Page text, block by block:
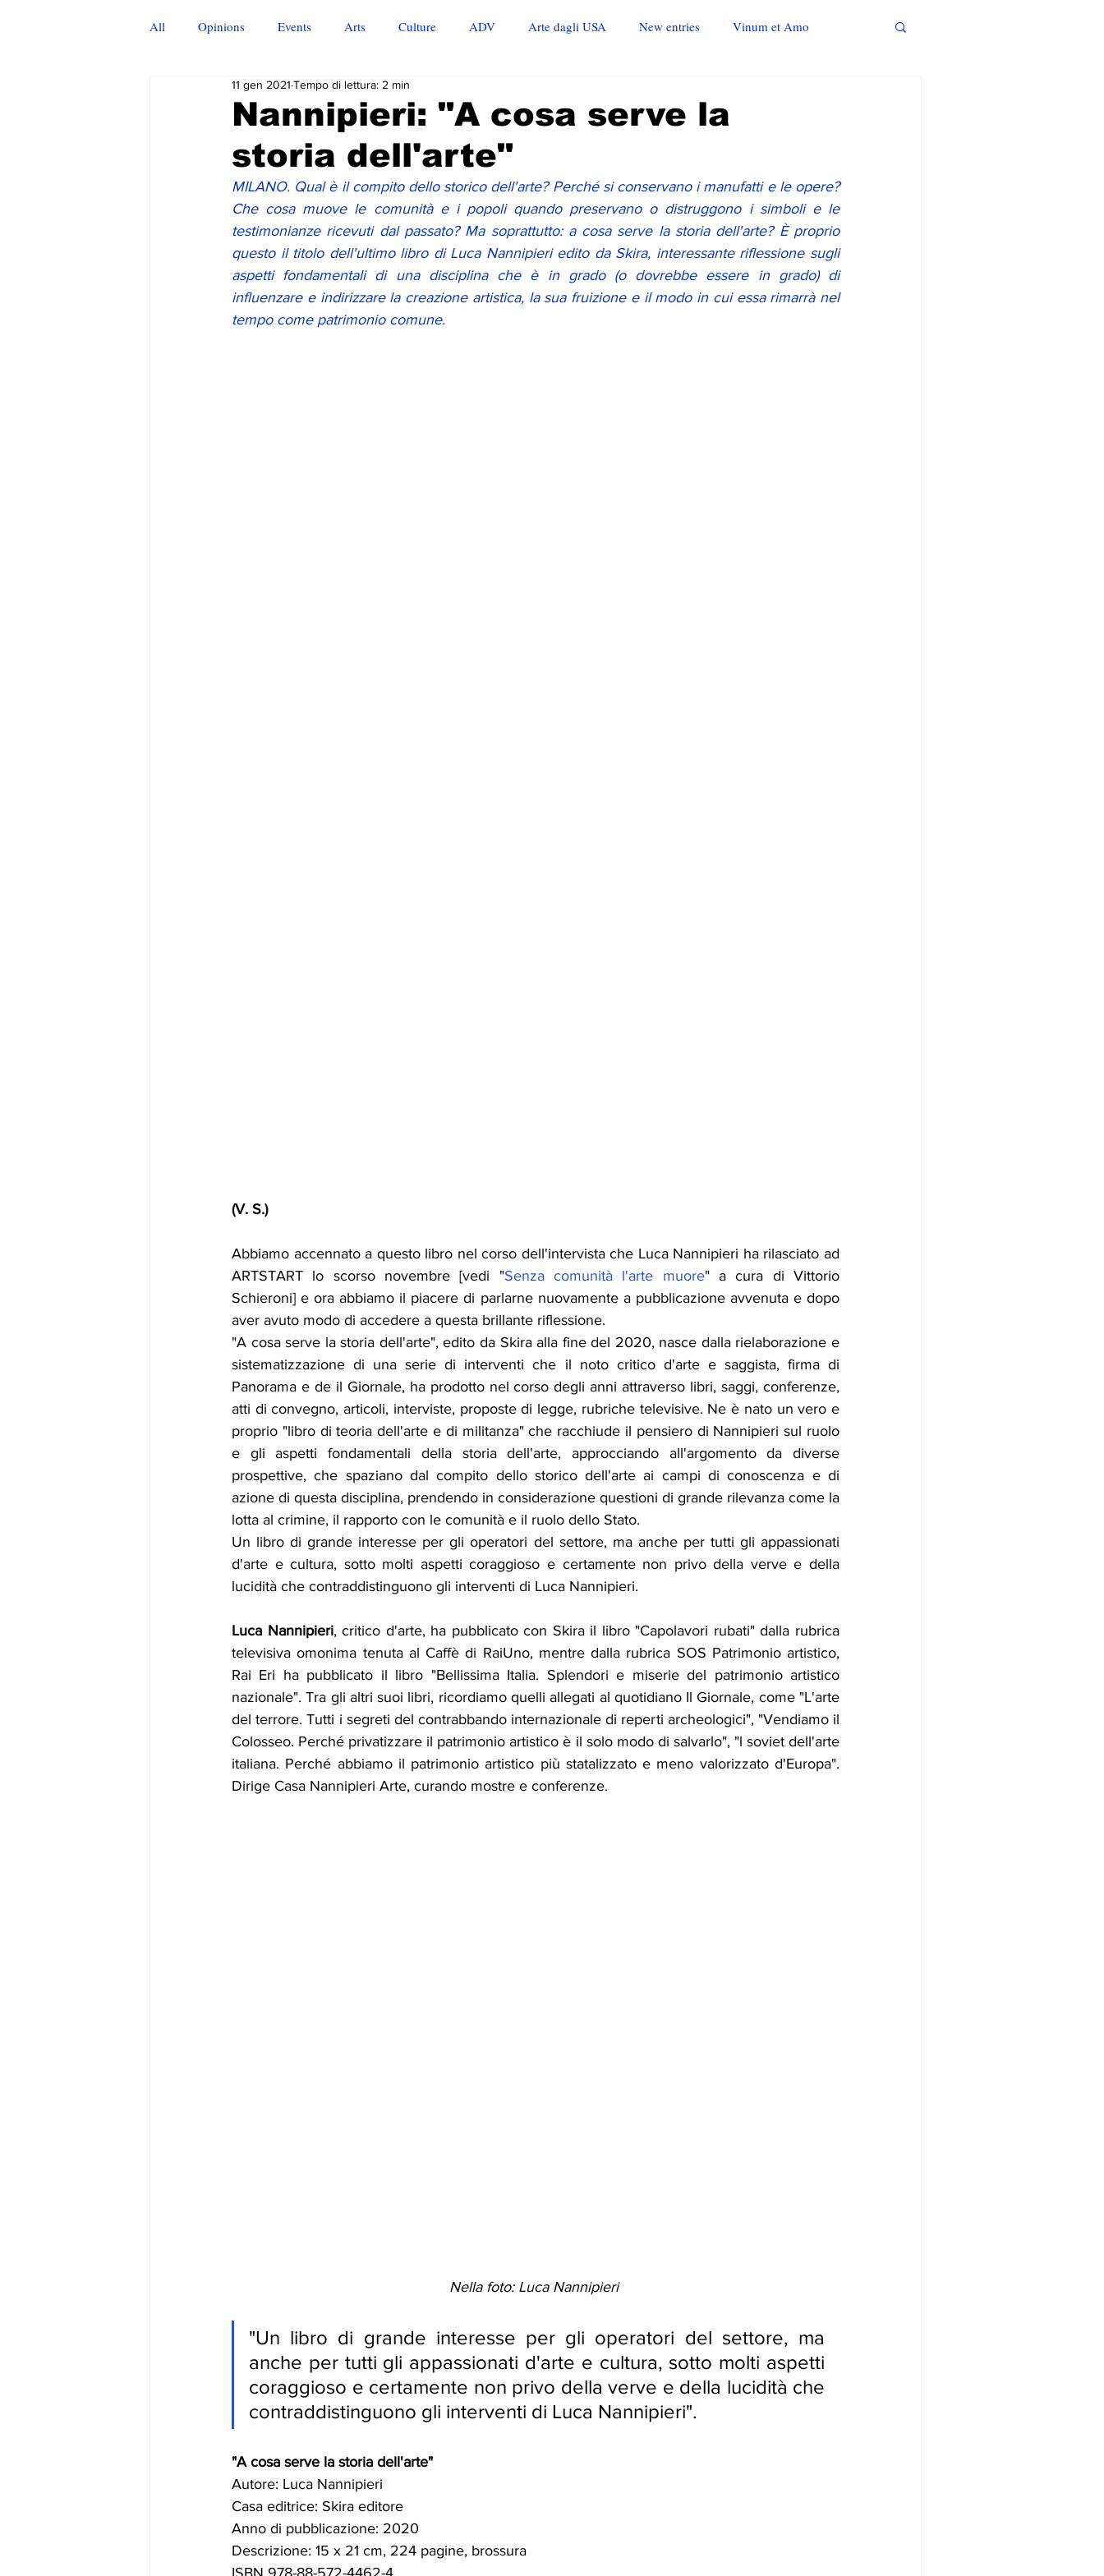
All Opinions Events Arts Culture ADV Arte dagli USA New entries Vinum et Amo
Nannipieri: "A cosa serve la
storia dell'arte"
11 gen 2021 Tempo di lettura: 2 min
MILANO. Qual è il compito dello storico dell'arte? Perché si conservano i manufatti e le opere?
Che cosa muove le comunità e i popoli quando preservano o distruggono i simboli e le
testimonianze ricevuti dal passato? Ma soprattutto: a cosa serve la storia dell'arte? È proprio
questo il titolo dell'ultimo libro di Luca Nannipieri edito da Skira, interessante riflessione sugli
aspetti fondamentali di una disciplina che è in grado (o dovrebbe essere in grado) di
influenzare e indirizzare la creazione artistica, la sua fruizione e il modo in cui essa rimarrà nel
tempo come patrimonio comune.
(V. S.)
Abbiamo accennato a questo libro nel corso dell'intervista che Luca Nannipieri ha rilasciato ad
ARTSTART lo scorso novembre [vedi "Senza comunità l'arte muore" a cura di Vittorio
Schieroni] e ora abbiamo il piacere di parlarne nuovamente a pubblicazione avvenuta e dopo
aver avuto modo di accedere a questa brillante riflessione.
"A cosa serve la storia dell'arte", edito da Skira alla fine del 2020, nasce dalla rielaborazione e
sistematizzazione di una serie di interventi che il noto critico d'arte e saggista, firma di
Panorama e de il Giornale, ha prodotto nel corso degli anni attraverso libri, saggi, conferenze,
atti di convegno, articoli, interviste, proposte di legge, rubriche televisive. Ne è nato un vero e
proprio "libro di teoria dell'arte e di militanza" che racchiude il pensiero di Nannipieri sul ruolo
e gli aspetti fondamentali della storia dell'arte, approcciando all'argomento da diverse
prospettive, che spaziano dal compito dello storico dell'arte ai campi di conoscenza e di
azione di questa disciplina, prendendo in considerazione questioni di grande rilevanza come la
lotta al crimine, il rapporto con le comunità e il ruolo dello Stato.
Un libro di grande interesse per gli operatori del settore, ma anche per tutti gli appassionati
d'arte e cultura, sotto molti aspetti coraggioso e certamente non privo della verve e della
lucidità che contraddistinguono gli interventi di Luca Nannipieri.
Luca Nannipieri, critico d'arte, ha pubblicato con Skira il libro "Capolavori rubati" dalla rubrica
televisiva omonima tenuta al Caffè di RaiUno, mentre dalla rubrica SOS Patrimonio artistico,
Rai Eri ha pubblicato il libro "Bellissima Italia. Splendori e miserie del patrimonio artistico
nazionale". Tra gli altri suoi libri, ricordiamo quelli allegati al quotidiano Il Giornale, come "L'arte
del terrore. Tutti i segreti del contrabbando internazionale di reperti archeologici", "Vendiamo il
Colosseo. Perché privatizzare il patrimonio artistico è il solo modo di salvarlo", "l soviet dell'arte
italiana. Perché abbiamo il patrimonio artistico più statalizzato e meno valorizzato d'Europa".
Dirige Casa Nannipieri Arte, curando mostre e conferenze.
Nella foto: Luca Nannipieri
"Un libro di grande interesse per gli operatori del settore, ma
anche per tutti gli appassionati d'arte e cultura, sotto molti aspetti
coraggioso e certamente non privo della verve e della lucidità che
contraddistinguono gli interventi di Luca Nannipieri".
"A cosa serve la storia dell'arte"
Autore: Luca Nannipieri
Casa editrice: Skira editore
Anno di pubblicazione: 2020
Descrizione: 15 x 21 cm, 224 pagine, brossura